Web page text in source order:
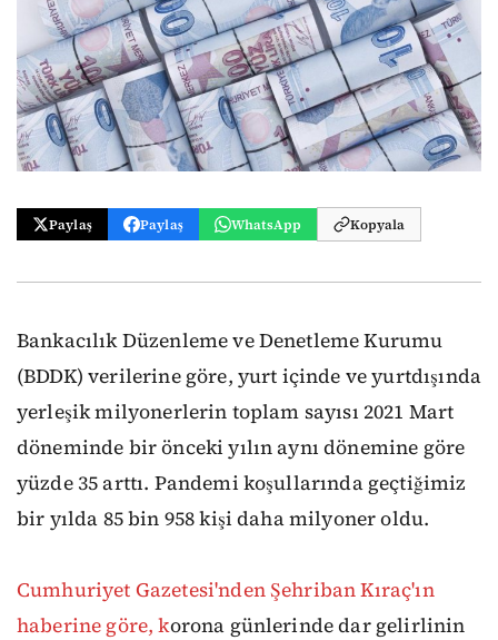
Paylaş Paylaş WhatsApp Kopyala
Bankacılık Düzenleme ve Denetleme Kurumu
(BDDK) verilerine göre, yurt içinde ve yurtdışında
yerleşik milyonerlerin toplam sayısı 2021 Mart
döneminde bir önceki yılın aynı dönemine göre
yüzde 35 arttı. Pandemi koşullarında geçtiğimiz
bir yılda 85 bin 958 kişi daha milyoner oldu.
Cumhuriyet Gazetesi'nden Şehriban Kıraç'ın
haberine göre, korona günlerinde dar gelirlinin